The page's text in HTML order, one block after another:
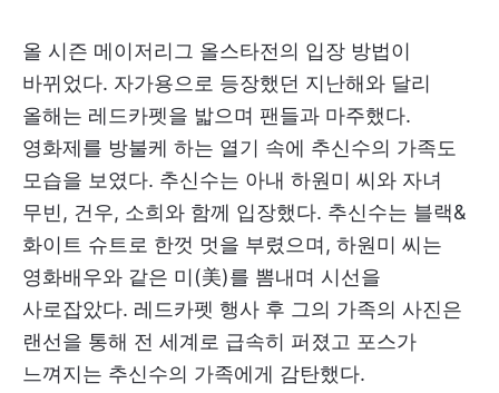
올 시즌 메이저리그 올스타전의 입장 방법이
바뀌었다. 자가용으로 등장했던 지난해와 달리
올해는 레드카펫을 밟으며 팬들과 마주했다.
영화제를 방불케 하는 열기 속에 추신수의 가족도
모습을 보였다. 추신수는 아내 하원미 씨와 자녀
무빈, 건우, 소희와 함께 입장했다. 추신수는 블랙&
화이트 슈트로 한껏 멋을 부렸으며, 하원미 씨는
영화배우와 같은 미(美)를 뽐내며 시선을
사로잡았다. 레드카펫 행사 후 그의 가족의 사진은
랜선을 통해 전 세계로 급속히 퍼졌고 포스가
느껴지는 추신수의 가족에게 감탄했다.